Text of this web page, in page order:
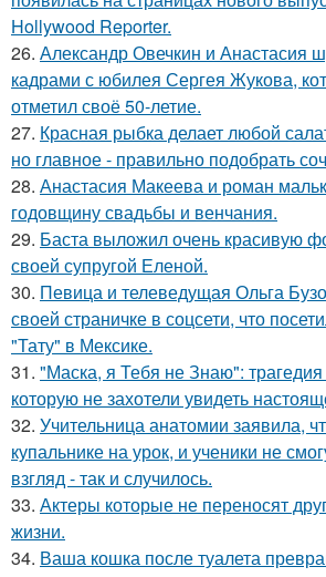
Hollywood Reporter.
26. Александр Овечкин и Анастасия
кадрами с юбилея Сергея Жукова,
отметил своё 50-летие.
27. Красная рыбка делает любой
но главное - правильно подобрать
28. Анастасия Макеева и роман
годовщину свадьбы и венчания.
29. Баста выложил очень красивую
своей супругой Еленой.
30. Певица и телеведущая Ольга
своей страничке в соцсети, что
"Тату" в Мексике.
31. "Маска, я Тебя не Знаю":
которую не захотели увидеть
32. Учительница анатомии заявила,
купальнике на урок, и ученики не
взгляд - так и случилось.
33. Актеры которые не переносят
жизни.
34. Ваша кошка после туалета